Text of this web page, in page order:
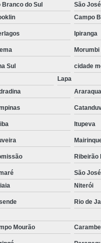
de
de
de
de
Branco do Sul São
Campo
Ipiranga
Morumbi
Sul
cidade
Lapa
Itupeva
Ribeirão
São
Niterói
Rio de
Mourão